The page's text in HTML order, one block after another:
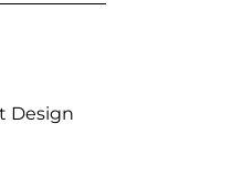
Design